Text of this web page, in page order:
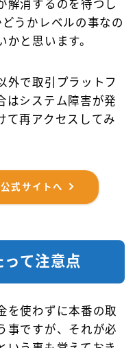
解消するのを待つし
うかレベルの事なの
と思います。
外で取引プラットフ
はシステム障害が発
て再アクセスしてみ
式サイトへ
て注意点
を使わずに本番の取
事ですが、それが必